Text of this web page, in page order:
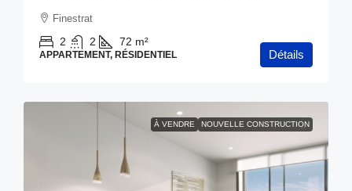
Finestrat
2 2 72 m²
APPARTEMENT, RÉSIDENTIEL Détails
À VENDRE NOUVELLE CONSTRUCTION